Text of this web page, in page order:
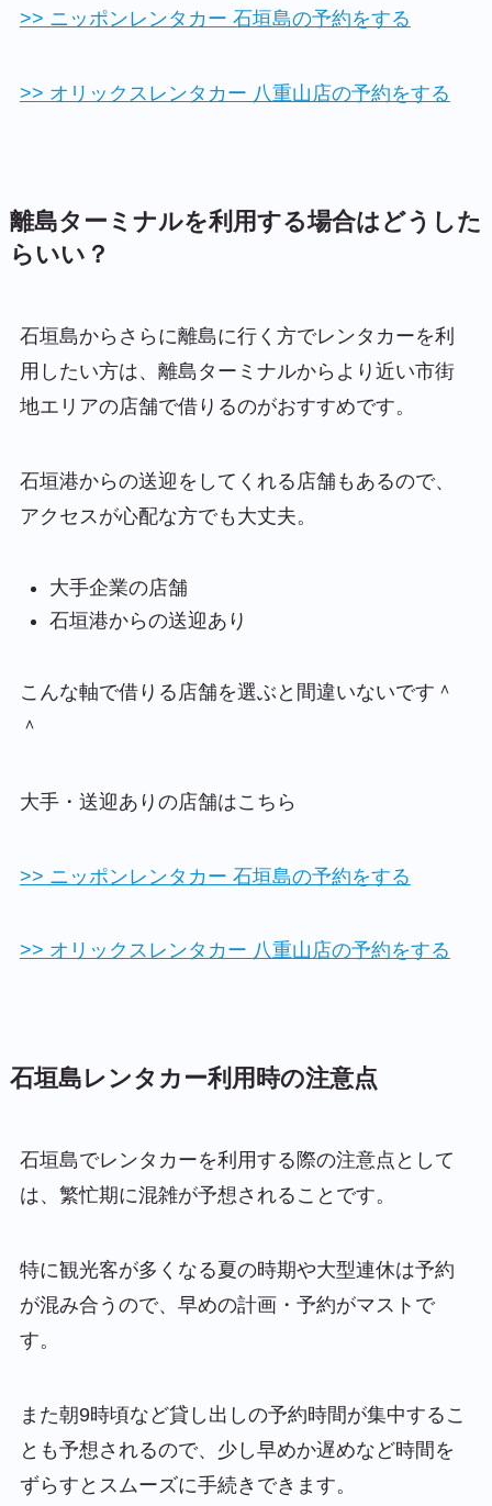
>> ニッポンレンタカー 石垣島の予約をする
>> オリックスレンタカー 八重山店の予約をする
離島ターミナルを利用する場合はどうした
らいい？
石垣島からさらに離島に行く方でレンタカーを利
用したい方は、離島ターミナルからより近い市街
地エリアの店舗で借りるのがおすすめです。
石垣港からの送迎をしてくれる店舗もあるので、
アクセスが心配な方でも大丈夫。
大手企業の店舗
石垣港からの送迎あり
こんな軸で借りる店舗を選ぶと間違いないです＾
＾
大手・送迎ありの店舗はこちら
>> ニッポンレンタカー 石垣島の予約をする
>> オリックスレンタカー 八重山店の予約をする
石垣島レンタカー利用時の注意点
石垣島でレンタカーを利用する際の注意点として
は、繁忙期に混雑が予想されることです。
特に観光客が多くなる夏の時期や大型連休は予約
が混み合うので、早めの計画・予約がマストで
す。
また朝9時頃など貸し出しの予約時間が集中するこ
とも予想されるので、少し早めか遅めなど時間を
ずらすとスムーズに手続きできます。